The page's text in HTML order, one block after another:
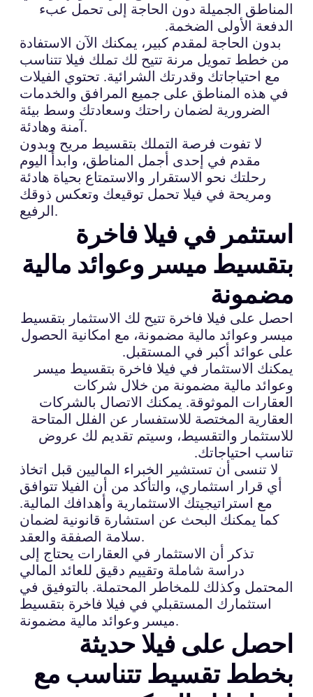
المناطق الجميلة دون الحاجة إلى تحمل عبء
الدفعة الأولى الضخمة.
بدون الحاجة لمقدم كبير، يمكنك الآن الاستفادة
من خطط تمويل مرنة تتيح لك تملك فيلا تتناسب
مع احتياجاتك وقدرتك الشرائية. تحتوي الفيلات
في هذه المناطق على جميع المرافق والخدمات
الضرورية لضمان راحتك وسعادتك وسط بيئة
آمنة وهادئة.
لا تفوت فرصة التملك بتقسيط مريح وبدون
مقدم في إحدى أجمل المناطق، وابدأ اليوم
رحلتك نحو الاستقرار والاستمتاع بحياة هادئة
ومريحة في فيلا تحمل توقيعك وتعكس ذوقك
الرفيع.
استثمر في فيلا فاخرة
بتقسيط ميسر وعوائد مالية
مضمونة
احصل على فيلا فاخرة تتيح لك الاستثمار بتقسيط
ميسر وعوائد مالية مضمونة، مع امكانية الحصول
على عوائد أكبر في المستقبل.
يمكنك الاستثمار في فيلا فاخرة بتقسيط ميسر
وعوائد مالية مضمونة من خلال شركات
العقارات الموثوقة. يمكنك الاتصال بالشركات
العقارية المختصة للاستفسار عن الفلل المتاحة
للاستثمار والتقسيط، وسيتم تقديم لك عروض
تناسب احتياجاتك.
لا تنسى أن تستشير الخبراء الماليين قبل اتخاذ
أي قرار استثماري، والتأكد من أن الفيلا تتوافق
مع استراتيجيتك الاستثمارية وأهدافك المالية.
كما يمكنك البحث عن استشارة قانونية لضمان
سلامة الصفقة والعقد.
تذكر أن الاستثمار في العقارات يحتاج إلى
دراسة شاملة وتقييم دقيق للعائد المالي
المحتمل وكذلك للمخاطر المحتملة. بالتوفيق في
استثمارك المستقبلي في فيلا فاخرة بتقسيط
ميسر وعوائد مالية مضمونة.
احصل على فيلا حديثة
بخطط تقسيط تتناسب مع